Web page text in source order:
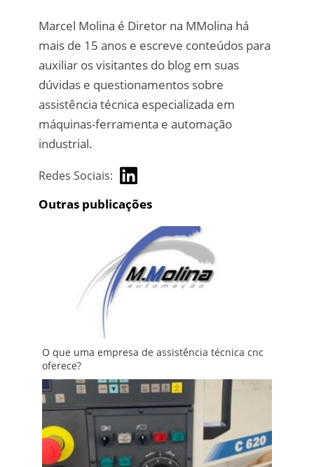
Marcel Molina é Diretor na MMolina há
mais de 15 anos e escreve conteúdos para
auxiliar os visitantes do blog em suas
dúvidas e questionamentos sobre
assistência técnica especializada em
máquinas-ferramenta e automação
industrial.
Redes Sociais:
Outras publicações
O que uma empresa de assistência técnica cnc
oferece?